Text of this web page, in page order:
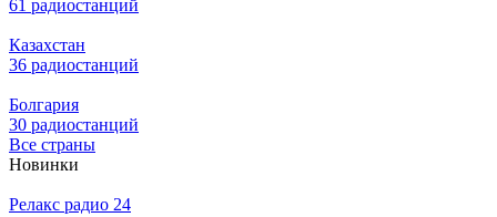
61 радиостанций
Казахстан
36 радиостанций
Болгария
30 радиостанций
Все страны
Новинки
Релакс радио 24